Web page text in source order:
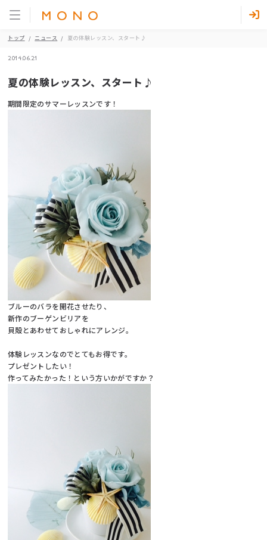
トップ ニュース 夏の体験レッスン、スタート♪
2014.06.21
夏の体験レッスン、スタート♪
期間限定のサマーレッスンです！
ブルーのバラを開花させたり、
新作のブーゲンビリアを
貝殻とあわせておしゃれにアレンジ。
体験レッスンなのでとてもお得です。
プレゼントしたい！
作ってみたかった！という方いかがですか？